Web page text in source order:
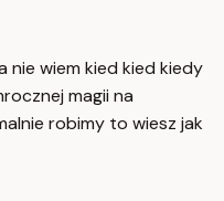
nie wiem kied kied kiedy
magii na
robimy to wiesz jak